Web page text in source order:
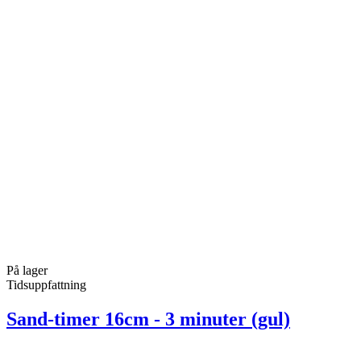
På lager
Tidsuppfattning
Sand-timer 16cm - 3 minuter (gul)